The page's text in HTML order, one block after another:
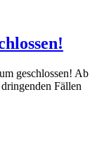
geschlossen! Ab
Fällen